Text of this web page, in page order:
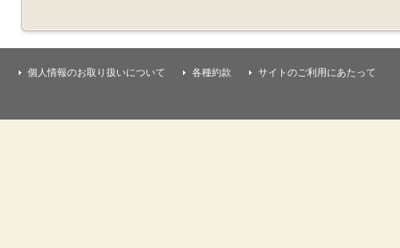
個人情報のお取り扱いについて 各種約款 サイトのご利用にあたって